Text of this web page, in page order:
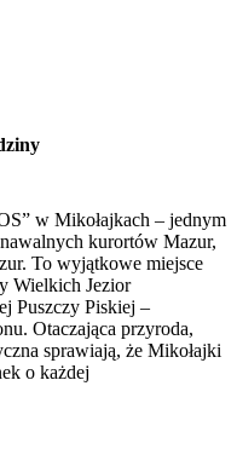
w Mikołajkach – jednym
kurortów Mazur,
To wyjątkowe miejsce
Wielkich Jezior
Puszczy Piskiej –
Otaczająca przyroda,
sprawiają, że Mikołajki
o każdej